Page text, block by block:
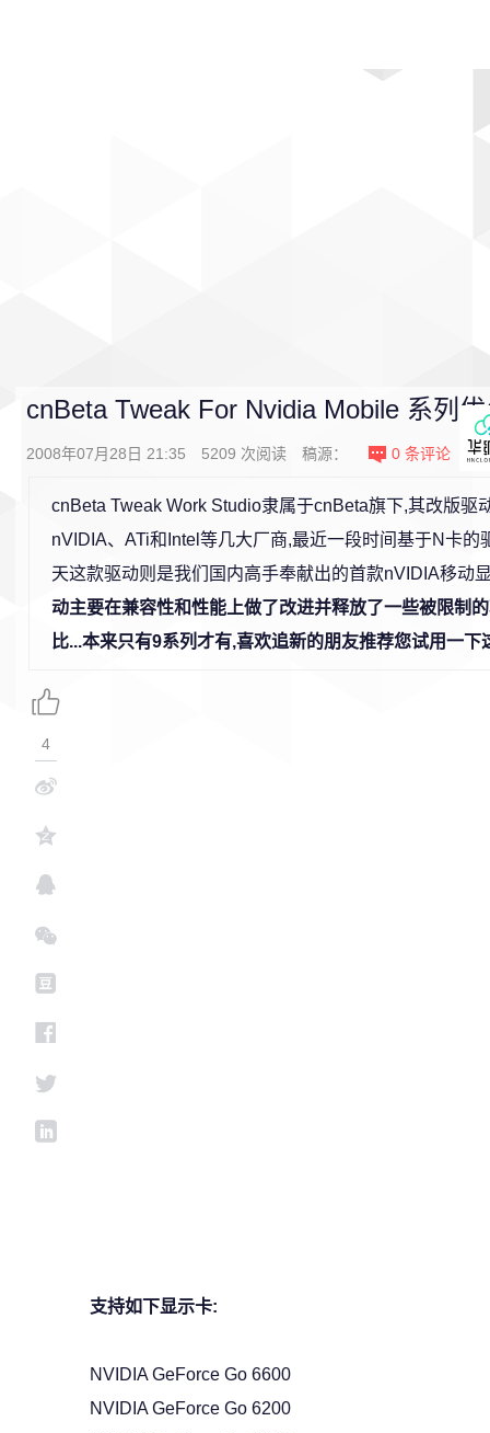
cnBeta Tweak For Nvidia Mobile 系列
2008年07月28日 21:35 5209 次阅读 稿源： 0 条评论
cnBeta Tweak Work Studio隶属于cnBeta旗下,其改版驱
nVIDIA、ATi和Intel等几大厂商,最近一段时间基于N卡的
天这款驱动则是我们国内高手奉献出的首款nVIDIA移动
动主要在兼容性和性能上做了改进并释放了一些被限制
比...本来只有9系列才有,喜欢追新的朋友推荐您试用一
支持如下显示卡:
NVIDIA GeForce Go 6600
NVIDIA GeForce Go 6200
4